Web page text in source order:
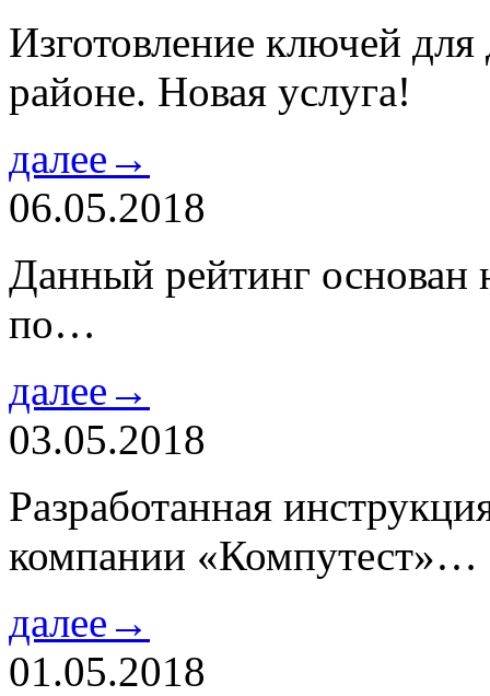
Изготовление ключей
районе. Новая услуга!
далее→
06.05.2018
Данный рейтинг основан
по…
далее→
03.05.2018
Разработанная
компании «Компутест»…
далее→
01.05.2018